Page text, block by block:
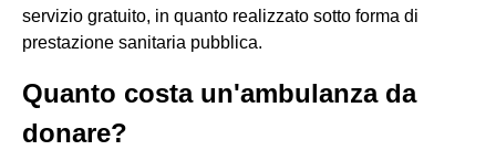
servizio gratuito, in quanto realizzato sotto forma di
prestazione sanitaria pubblica.
Quanto costa un'ambulanza da
donare?